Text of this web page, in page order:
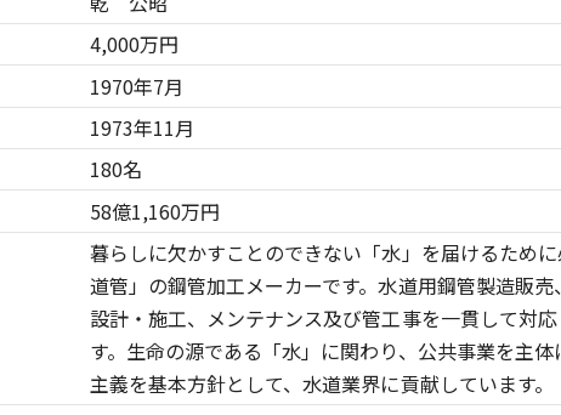
4,000万円
1970年7月
1973年11月
180名
58億1,160万円
暮らしに欠かすことのできない「水」を届けるため
道管」の鋼管加工メーカーです。水道用鋼管製造販売
設計・施工、メンテナンス及び管工事を一貫して対
す。生命の源である「水」に関わり、公共事業を主
主義を基本方針として、水道業界に貢献しています。